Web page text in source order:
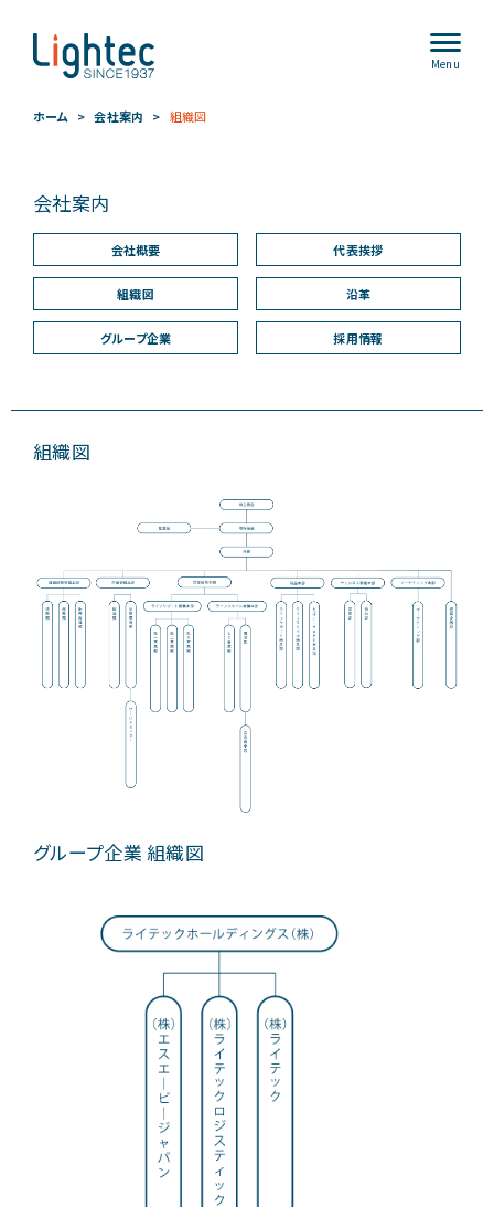
Menu
ホーム 会社案内 組織図
会社案内
会社概要 代表挨拶
組織図 沿革
グループ企業 採用情報
組織図
グループ企業 組織図